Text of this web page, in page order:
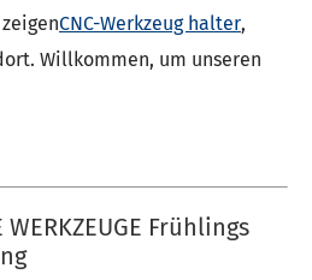
CNC-Werkzeug halter,
Willkommen, um unseren
WERKZEUGE Frühlings